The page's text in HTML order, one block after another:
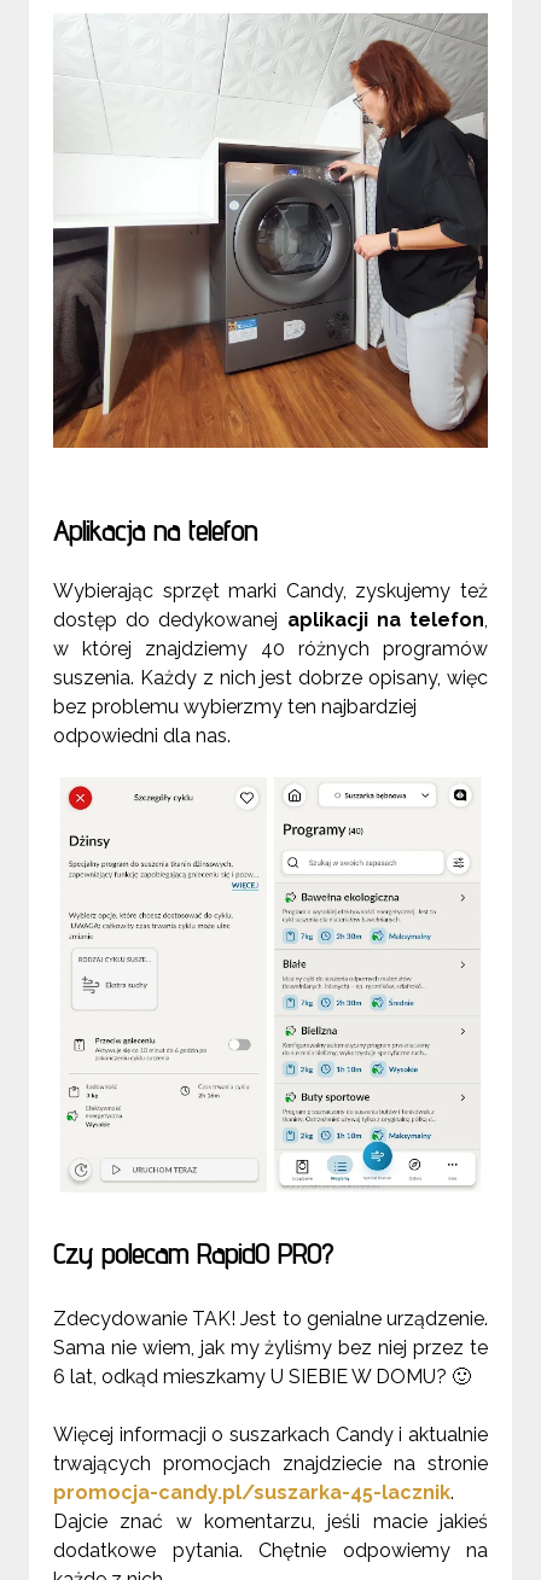
Aplikacja na telefon
Wybierając sprzęt marki Candy, zyskujemy też
dostęp do dedykowanej aplikacji na telefon,
w której znajdziemy 40 różnych programów
suszenia. Każdy z nich jest dobrze opisany, więc
bez problemu wybierzmy ten najbardziej
odpowiedni dla nas.
Czy polecam RapidO PRO?
Zdecydowanie TAK! Jest to genialne urządzenie.
Sama nie wiem, jak my żyliśmy bez niej przez te
6 lat, odkąd mieszkamy U SIEBIE W DOMU? 🙂
Więcej informacji o suszarkach Candy i aktualnie
trwających promocjach znajdziecie na stronie
promocja-candy.pl/suszarka-45-lacznik.
Dajcie znać w komentarzu, jeśli macie jakieś
dodatkowe pytania. Chętnie odpowiemy na